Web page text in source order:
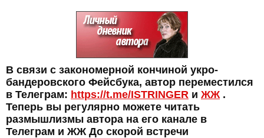
В связи с закономерной кончиной укро-
бандеровского Фейсбука, автор переместился
в Телеграм: https://t.me/ISTRINGER и ЖЖ .
Теперь вы регулярно можете читать
размышлизмы автора на его канале в
Телеграм и ЖЖ До скорой встречи